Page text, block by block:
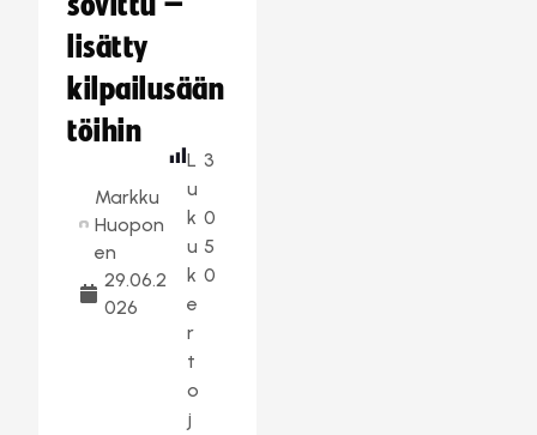
lisätty
kilpailusään
töihin
Markku
Huopon
en
29.06.2
026
L
u
k
u
k
e
r
t
o
j
3
0
5
0